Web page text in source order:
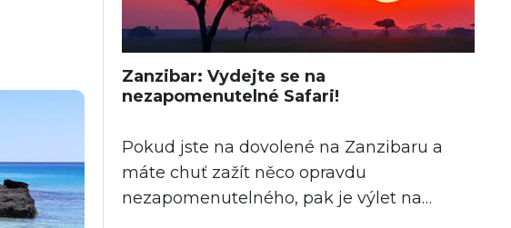
Zanzibar: Vydejte se na
nezapomenutelné Safari!
Pokud jste na dovolené na Zanzibaru a
máte chuť zažít něco opravdu
nezapomenutelného, pak je výlet na
pevninskou Tanzanii na safari tou pravou